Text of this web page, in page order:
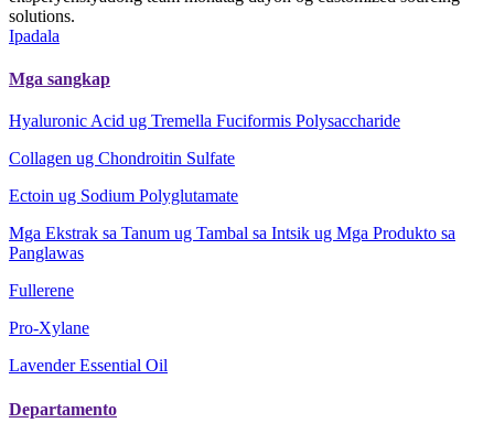
solutions.
Ipadala
Mga sangkap
Hyaluronic Acid ug Tremella Fuciformis Polysaccharide
Collagen ug Chondroitin Sulfate
Ectoin ug Sodium Polyglutamate
Mga Ekstrak sa Tanum ug Tambal sa Intsik ug Mga Produkto sa
Panglawas
Fullerene
Pro-Xylane
Lavender Essential Oil
Departamento